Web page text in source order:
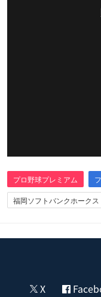
プロ野球プレミアム
福岡ソフトバンクホークス
X